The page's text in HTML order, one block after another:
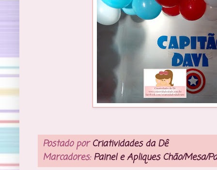
Postado porCriatividades da Dê
Marcadores: Painel e Apliques Chão/Mesa/